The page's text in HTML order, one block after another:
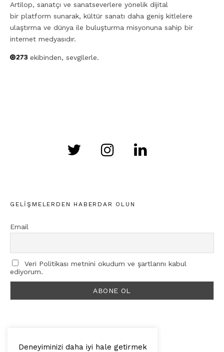
Artilop, sanatçı ve sanatseverlere yönelik dijital
bir platform sunarak, kültür sanatı daha geniş kitlelere
ulaştırma ve dünya ile buluşturma misyonuna sahip bir
internet medyasıdır.
ekibinden, sevgilerle.
GELIŞMELERDEN HABERDAR OLUN
Email
Veri Politikası metnini okudum ve şartlarını kabul
ediyorum.
Deneyiminizi daha iyi hale getirmek